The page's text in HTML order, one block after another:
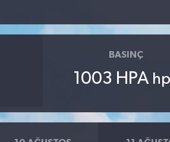
BASINÇ
1003 HPA